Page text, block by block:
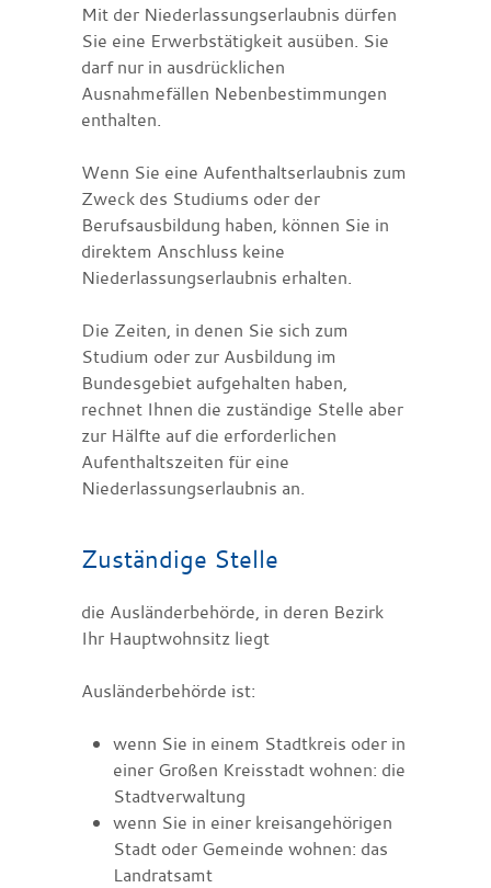
Mit der Niederlassungserlaubnis dürfen
Sie eine Erwerbstätigkeit ausüben. Sie
darf nur in ausdrücklichen
Ausnahmefällen Nebenbestimmungen
enthalten.
Wenn Sie eine Aufenthaltserlaubnis zum
Zweck des Studiums oder der
Berufsausbildung haben, können Sie in
direktem Anschluss keine
Niederlassungserlaubnis erhalten.
Die Zeiten, in denen Sie sich zum
Studium oder zur Ausbildung im
Bundesgebiet aufgehalten haben,
rechnet Ihnen die zuständige Stelle aber
zur Hälfte auf die erforderlichen
Aufenthaltszeiten für eine
Niederlassungserlaubnis an.
Zuständige Stelle
die Ausländerbehörde, in deren Bezirk
Ihr Hauptwohnsitz liegt
Ausländerbehörde ist:
wenn Sie in einem Stadtkreis oder in
einer Großen Kreisstadt wohnen: die
Stadtverwaltung
wenn Sie in einer kreisangehörigen
Stadt oder Gemeinde wohnen: das
Landratsamt